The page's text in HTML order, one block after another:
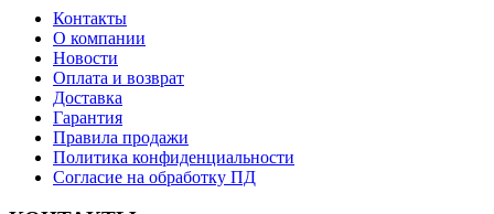
Контакты
О компании
Новости
Оплата и возврат
Доставка
Гарантия
Правила продажи
Политика конфиденциальности
Согласие на обработку ПД